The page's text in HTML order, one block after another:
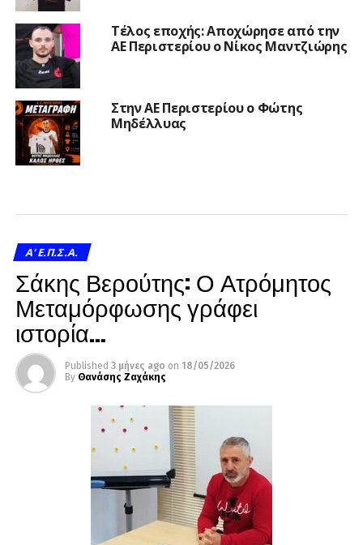
Τέλος εποχής: Αποχώρησε από την
ΑΕ Περιστερίου ο Νίκος Μαντζιώρης
Στην ΑΕ Περιστερίου ο Φώτης
Μηδέλλυας
A' Ε.Π.Σ.Α.
Σάκης Βερούτης: Ο Ατρόμητος
Μεταμόρφωσης γράφει
ιστορία…
Published 3 μήνες ago on 18/05/2026
By Θανάσης Ζαχάκης